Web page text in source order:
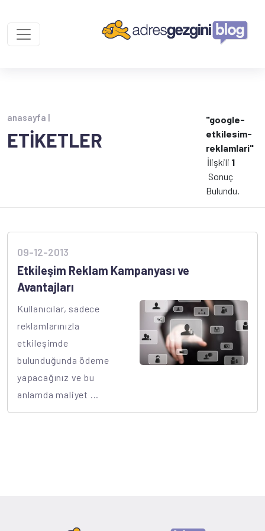
anasayfa |
ETİKETLER
"google-
etkilesim-
reklamlari"
İlişkili 1
Sonuç
Bulundu.
09-12-2013
Etkileşim Reklam Kampanyası ve
Avantajları
Kullanıcılar, sadece
reklamlarınızla
etkileşimde
bulunduğunda ödeme
yapacağınız ve bu
anlamda maliyet ...